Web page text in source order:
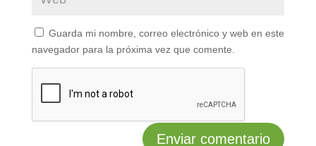
Guarda mi nombre, correo electrónico y web en este
navegador para la próxima vez que comente.